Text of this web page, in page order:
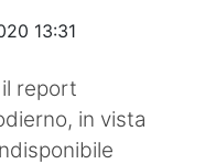
13:31
report
in vista